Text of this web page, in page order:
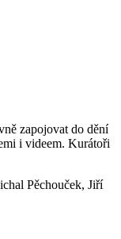
zapojovat do dění
i videem. Kurátoři
Pěchouček, Jiří